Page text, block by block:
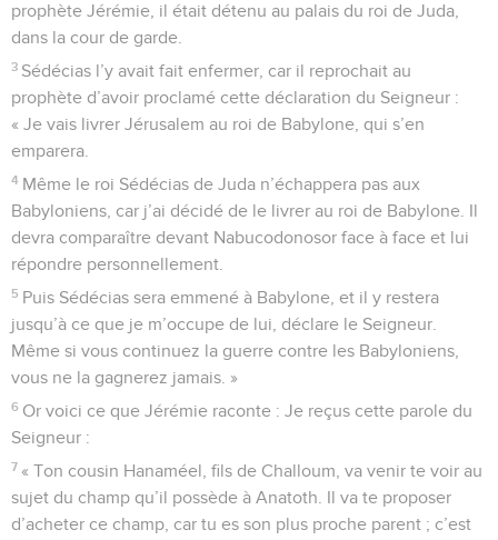
prophète Jérémie, il était détenu au palais du roi de Juda,
dans la cour de garde.
3 Sédécias l’y avait fait enfermer, car il reprochait au
prophète d’avoir proclamé cette déclaration du Seigneur :
« Je vais livrer Jérusalem au roi de Babylone, qui s’en
emparera.
4 Même le roi Sédécias de Juda n’échappera pas aux
Babyloniens, car j’ai décidé de le livrer au roi de Babylone. Il
devra comparaître devant Nabucodonosor face à face et lui
répondre personnellement.
5 Puis Sédécias sera emmené à Babylone, et il y restera
jusqu’à ce que je m’occupe de lui, déclare le Seigneur.
Même si vous continuez la guerre contre les Babyloniens,
vous ne la gagnerez jamais. »
6 Or voici ce que Jérémie raconte : Je reçus cette parole du
Seigneur :
7 « Ton cousin Hanaméel, fils de Challoum, va venir te voir au
sujet du champ qu’il possède à Anatoth. Il va te proposer
d’acheter ce champ, car tu es son plus proche parent ; c’est